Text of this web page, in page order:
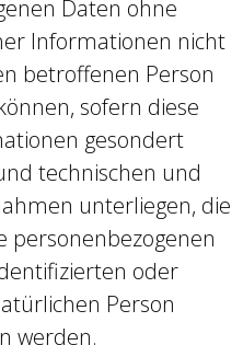
Daten ohne
Informationen nicht
betroffenen Person
sofern diese
gesondert
technischen und
unterliegen, die
personenbezogenen
oder
Person
werden.